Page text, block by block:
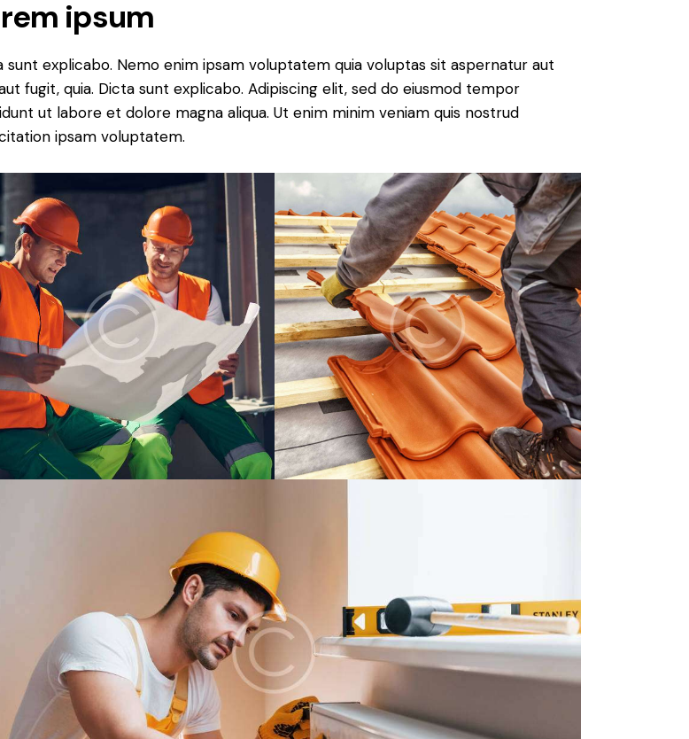
ipsum
sunt explicabo. Nemo enim ipsam voluptatem quia voluptas sit aspernatur aut
fugit, quia. Dicta sunt explicabo. Adipiscing elit, sed do eiusmod tempor
ut labore et dolore magna aliqua. Ut enim minim veniam quis nostrud
ipsam voluptatem.